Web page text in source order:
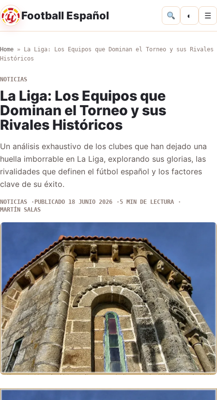
Football Español ◐ ☰
Home »
La Liga: Los Equipos que Dominan el Torneo y sus Rivales
Históricos
NOTICIAS
La Liga: Los Equipos que
Dominan el Torneo y sus
Rivales Históricos
Un análisis exhaustivo de los clubes que han dejado una
huella imborrable en La Liga, explorando sus glorias, las
rivalidades que definen el fútbol español y los factores
clave de su éxito.
NOTICIAS PUBLICADO 18 JUNIO 2026
5 MIN DE LECTURA
MARTÍN SALAS